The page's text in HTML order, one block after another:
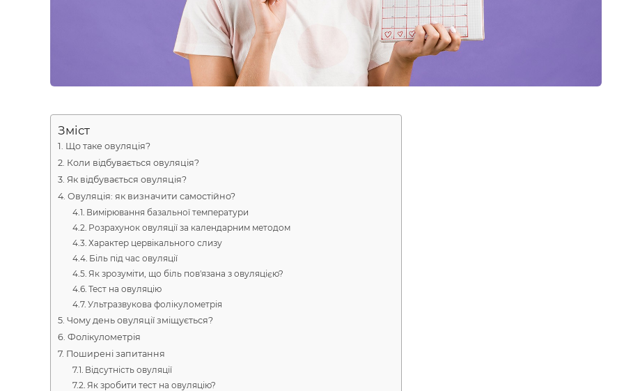
Зміст
Що таке овуляція?
Коли відбувається овуляція?
Як відбувається овуляція?
Овуляція: як визначити самостійно?
Вимірювання базальної температури
Розрахунок овуляції за календарним методом
Характер цервікального слизу
Біль під час овуляції
Як зрозуміти, що біль пов'язана з овуляцією?
Тест на овуляцію
Ультразвукова фолікулометрія
Чому день овуляції зміщується?
Фолікулометрія
Поширені запитання
Відсутність овуляції
Як зробити тест на овуляцію?